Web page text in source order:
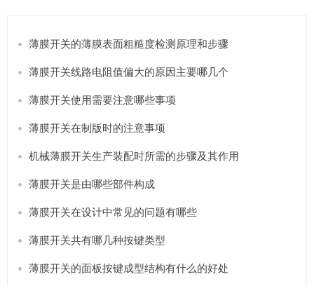
薄膜开关的薄膜表面粗糙度检测原理和步骤
薄膜开关线路电阻值偏大的原因主要哪几个
薄膜开关使用需要注意哪些事项
薄膜开关在制版时的注意事项
机械薄膜开关生产装配时所需的步骤及其作用
薄膜开关是由哪些部件构成
薄膜开关在设计中常见的问题有哪些
薄膜开关共有哪几种按键类型
薄膜开关的面板按键成型结构有什么的好处